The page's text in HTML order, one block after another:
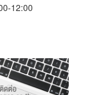
12:00